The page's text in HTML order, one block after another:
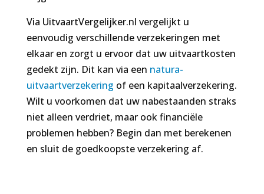
Via UitvaartVergelijker.nl vergelijkt u
eenvoudig verschillende verzekeringen met
elkaar en zorgt u ervoor dat uw uitvaartkosten
gedekt zijn. Dit kan via een natura-
uitvaartverzekering of een kapitaalverzekering.
Wilt u voorkomen dat uw nabestaanden straks
niet alleen verdriet, maar ook financiële
problemen hebben? Begin dan met berekenen
en sluit de goedkoopste verzekering af.